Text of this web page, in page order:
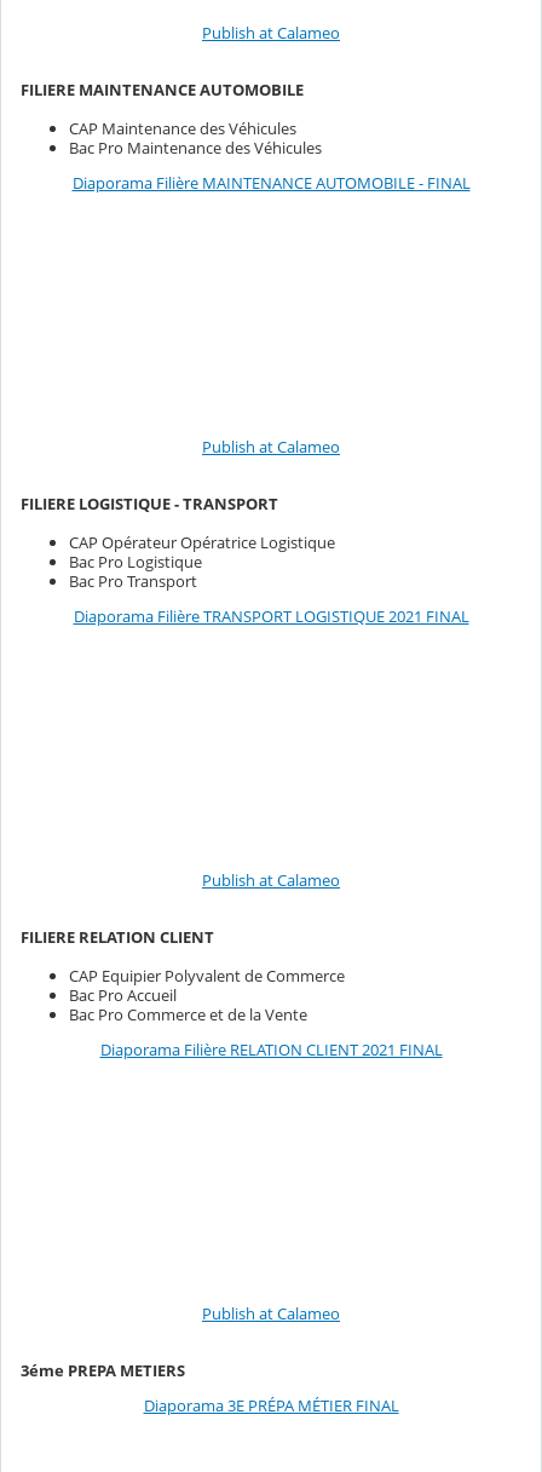
Publish at Calameo
FILIERE MAINTENANCE AUTOMOBILE
CAP Maintenance des Véhicules
Bac Pro Maintenance des Véhicules
Diaporama Filière MAINTENANCE AUTOMOBILE - FINAL
Publish at Calameo
FILIERE LOGISTIQUE - TRANSPORT
CAP Opérateur Opératrice Logistique
Bac Pro Logistique
Bac Pro Transport
Diaporama Filière TRANSPORT LOGISTIQUE 2021 FINAL
Publish at Calameo
FILIERE RELATION CLIENT
CAP Equipier Polyvalent de Commerce
Bac Pro Accueil
Bac Pro Commerce et de la Vente
Diaporama Filière RELATION CLIENT 2021 FINAL
Publish at Calameo
3éme PREPA METIERS
Diaporama 3E PRÉPA MÉTIER FINAL